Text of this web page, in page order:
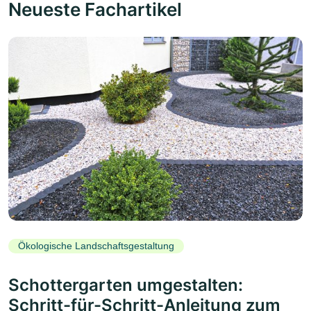
Neueste Fachartikel
Ökologische Landschaftsgestaltung
Schottergarten umgestalten:
Schritt-für-Schritt-Anleitung zum